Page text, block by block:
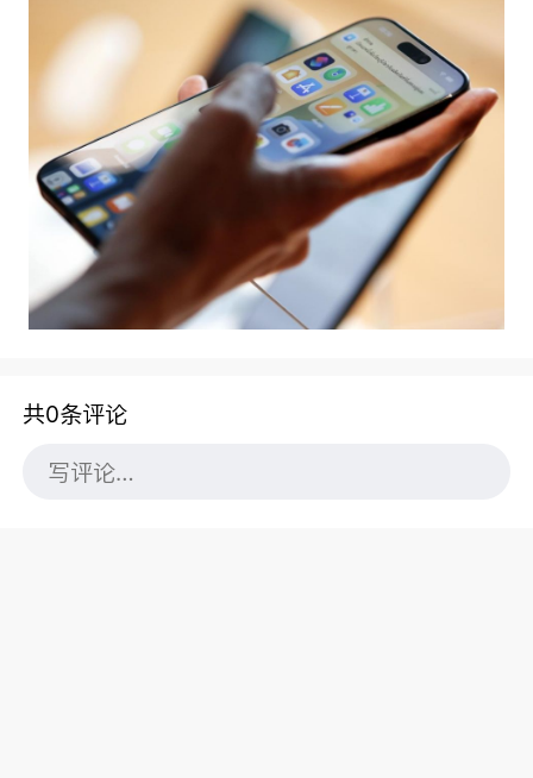
共0条评论